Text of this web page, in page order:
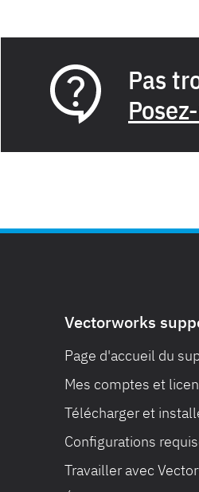
Pas
Vectorworks
Page d'accueil du
Mes comptes et
Télécharger et
Configurations
Travailler avec